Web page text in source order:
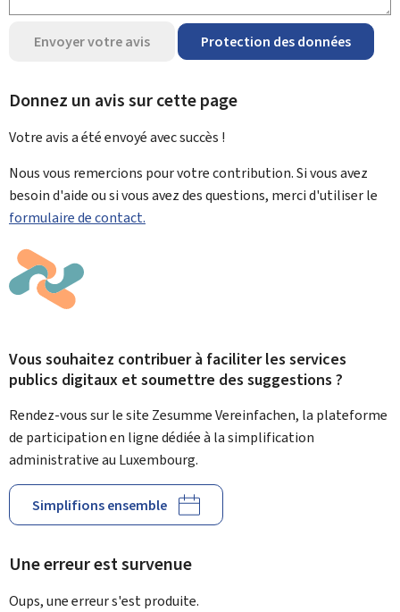
Envoyer votre avis Protection des données
Donnez un avis sur cette page
Votre avis a été envoyé avecsuccès !
Nous vous remercions pour votre contribution. Si vous avez
besoin d'aide ou si vous avez des questions, merci d'utiliser le
formulaire de contact.
Vous souhaitez contribuer à faciliter les services
publics digitaux et soumettre des suggestions ?
Rendez-vous sur le site Zesumme Vereinfachen, la plateforme
de participation en ligne dédiée à la simplification
administrative au Luxembourg.
Simplifions ensemble
Une erreur est survenue
Oups, une erreur s'est produite.